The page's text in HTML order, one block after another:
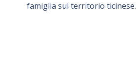
famiglia sul territorio ticinese.